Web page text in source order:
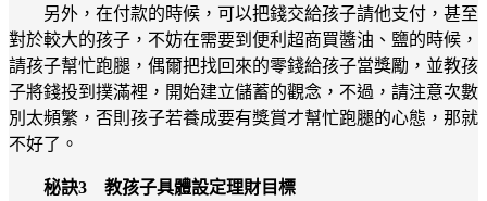
另外，在付款的時候，可以把錢交給孩子請他支付，甚至
對於較大的孩子，不妨在需要到便利超商買醬油、鹽的時候，
請孩子幫忙跑腿，偶爾把找回來的零錢給孩子當獎勵，並教孩
子將錢投到撲滿裡，開始建立儲蓄的觀念，不過，請注意次數
別太頻繁，否則孩子若養成要有獎賞才幫忙跑腿的心態，那就
不好了。
秘訣3 教孩子具體設定理財目標